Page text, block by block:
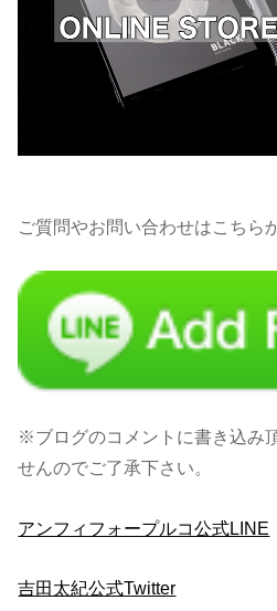
ご質問やお問い合わせはこちら
※ブログのコメントに書き込み
せんのでご了承下さい。
アンフィフォープルコ公式LINE
吉田太紀公式Twitter